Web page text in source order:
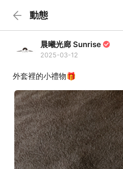
動態
晨曦光廊 Sunrise
2025-03-12
外套裡的小禮物🎁